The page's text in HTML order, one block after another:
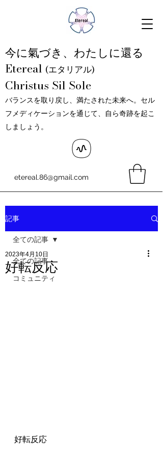
今に氣づき、わたしに還る
Etereal (エタリアル)
Christus Sil Sole
バランスを取り戻し、満たされた未来へ。セル
フメディケーションを通じて、自ら奇跡を起こ
しましょう。
etereal.86@gmail.com
記事
全ての記事
コミュニティ
全ての記事
好転反応
2023年4月10日
好転反応